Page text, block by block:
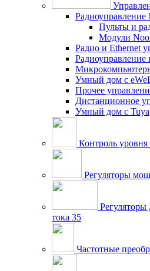
Радиоуправление
Пульты и
Модули
Радио и Ethernet
Радиоуправление
Умный дом c
Прочее
Дистанционное
Умный дом с
Контроль
Регуляторы
Регуляторы
тока 35
Частотные